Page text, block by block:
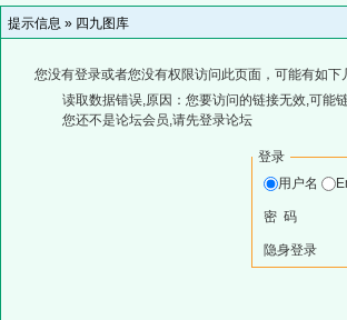
提示信息 » 四九图库
您没有登录或者您没有权限访问此页面，可能有如下
读取数据错误,原因：您要访问的链接无效,可能
您还不是论坛会员,请先登录论坛
登录
用户名
密 码
隐身登录